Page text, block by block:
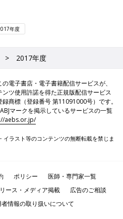
年度
2017年度
電子書店・電子書籍配信サービスが、
ツ使用許諾を得た正規版配信サービス
商標（登録番号 第11091000号）です。
マークを掲示しているサービスの一覧
aebs.or.jp/
ラスト等のコンテンツの無断転載を禁じま
ポリシー
医師・専門家一覧
ース・メディア掲載
広告のご相談
情報の取り扱いについて